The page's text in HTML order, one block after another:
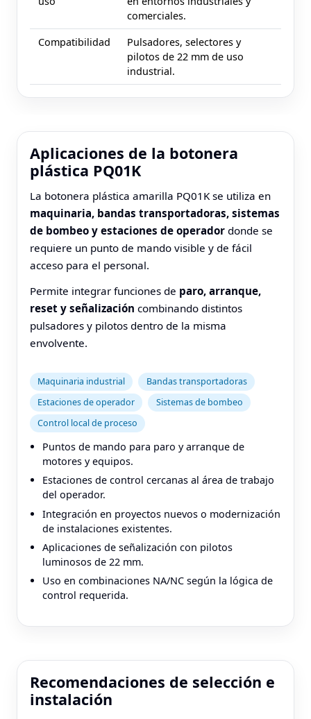
comerciales.
Compatibilidad
Pulsadores, selectores y
pilotos de 22 mm de uso
industrial.
Aplicaciones de la botonera
plástica PQ01K
La botonera plástica amarilla PQ01K se utiliza en
maquinaria, bandas transportadoras, sistemas
de bombeo y estaciones de operador donde se
requiere un punto de mando visible y de fácil
acceso para el personal.
Permite integrar funciones de paro, arranque,
reset y señalización combinando distintos
pulsadores y pilotos dentro de la misma
envolvente.
Maquinaria industrial
Bandas transportadoras
Estaciones de operador
Sistemas de bombeo
Control local de proceso
Puntos de mando para paro y arranque de
motores y equipos.
Estaciones de control cercanas al área de trabajo
del operador.
Integración en proyectos nuevos o modernización
de instalaciones existentes.
Aplicaciones de señalización con pilotos
luminosos de 22 mm.
Uso en combinaciones NA/NC según la lógica de
control requerida.
Recomendaciones de selección e
instalación